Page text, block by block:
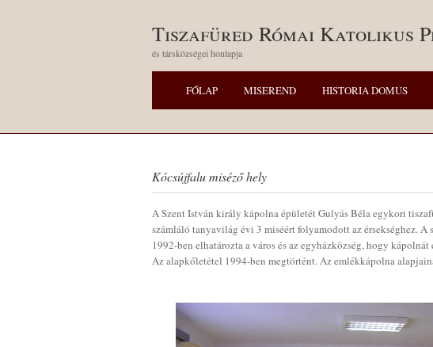
Tiszafüred Római Katolikus
és társközségei honlapja
FŐLAP MISEREND HISTORIA DOMUS
Kócsújfalu miséző hely
A Szent István király kápolna épületét Gulyás Béla egykori
számláló tanyavilág évi 3 miséért folyamodott az érsekséghez.
1992-ben elhatározta a város és az egyházközség, hogy
Az alapkőletétel 1994-ben megtörtént. Az emlékkápolna